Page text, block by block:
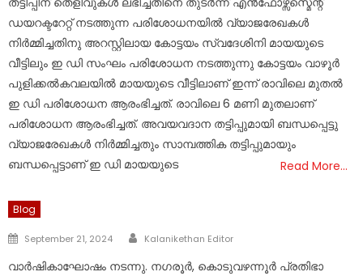
ഡയറക്ടറേറ്റ് നടത്തുന്ന പരിശോധനയിൽ വ്യാജരേഖകൾ
നിർമ്മിച്ചതിനു അറസ്റ്റിലായ കോട്ടയം സ്വദേശിനി മായയുടെ
വീട്ടിലും ഇ ഡി സംഘം പരിശോധന നടത്തുന്നു കോട്ടയം വാഴൂർ
പുളിക്കൽകവലയിൽ മായയുടെ വീട്ടിലാണ് ഇന്ന് രാവിലെ മുതൽ
ഇ ഡി പരിശോധന ആരംഭിച്ചത്. രാവിലെ 6 മണി മുതലാണ്
പരിശോധന ആരംഭിച്ചത്. അവയവദാന തട്ടിപ്പുമായി ബന്ധപ്പെട്ടു
വ്യാജരേഖകൾ നിർമ്മിച്ചതും സാമ്പത്തിക തട്ടിപ്പുമായും
ബന്ധപ്പെട്ടാണ് ഇ ഡി മായയുടെ
Read More…
Blog
Posted
September 21, 2024 Author
Kalanikethan Editor
വാർഷികാഘോഷം നടന്നു. നഗരൂർ, കൊടുവഴന്നൂർ പ്രതിഭാ